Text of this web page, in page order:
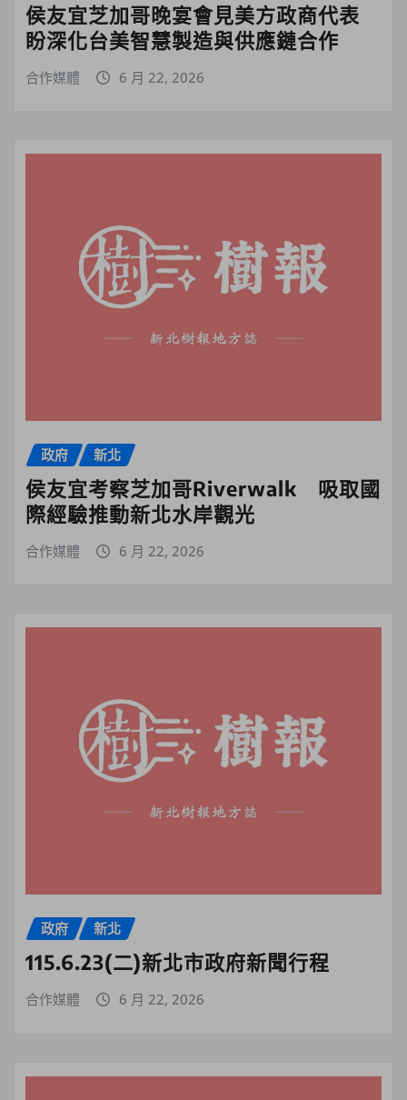
侯友宜芝加哥晚宴會見美方政商代表
盼深化台美智慧製造與供應鏈合作
合作媒體 6 月 22, 2026
政府 新北
侯友宜考察芝加哥Riverwalk 吸取國
際經驗推動新北水岸觀光
合作媒體 6 月 22, 2026
政府 新北
115.6.23(二)新北市政府新聞行程
合作媒體 6 月 22, 2026